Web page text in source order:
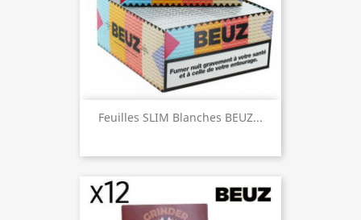
Feuilles SLIM Blanches BEUZ...